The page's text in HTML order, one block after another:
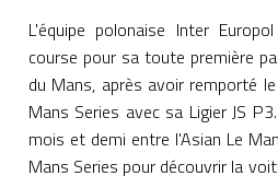
L'équipe polonaise Inter
course pour sa toute première
du Mans, après avoir remporté
Mans Series avec sa Ligier JS
mois et demi entre l'Asian Le
Mans Series pour découvrir la